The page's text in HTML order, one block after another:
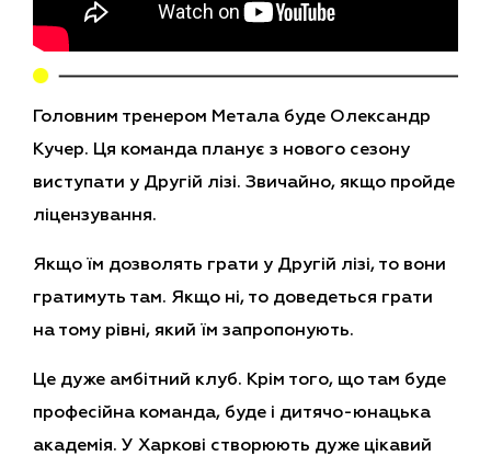
Головним тренером Метала буде Олександр
Кучер. Ця команда планує з нового сезону
виступати у Другій лізі. Звичайно, якщо пройде
ліцензування.
Якщо їм дозволять грати у Другій лізі, то вони
гратимуть там. Якщо ні, то доведеться грати
на тому рівні, який їм запропонують.
Це дуже амбітний клуб. Крім того, що там буде
професійна команда, буде і дитячо-юнацька
академія. У Харкові створюють дуже цікавий